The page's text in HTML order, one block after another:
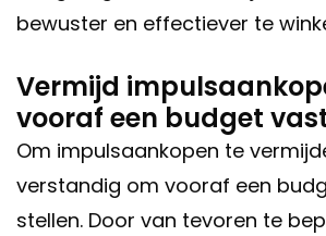
bewuster en effectiever te
Vermijd
vooraf een budget
Om impulsaankopen te
verstandig om vooraf een
stellen. Door van tevoren te